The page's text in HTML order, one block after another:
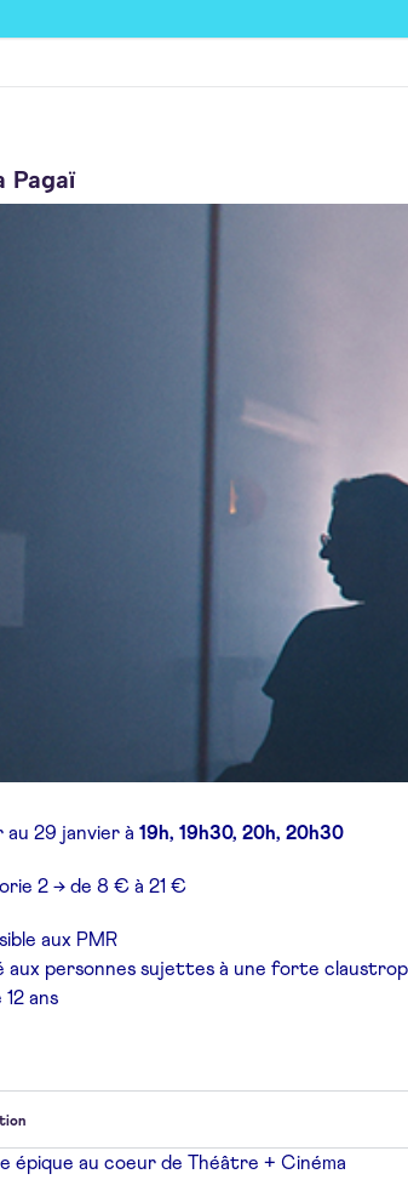
Pagaï
au 29 janvier à 19h, 19h30, 20h, 20h30
2 → de 8 € à 21 €
aux PMR
aux personnes sujettes à une forte
ans
épique au coeur de Théâtre + Cinéma